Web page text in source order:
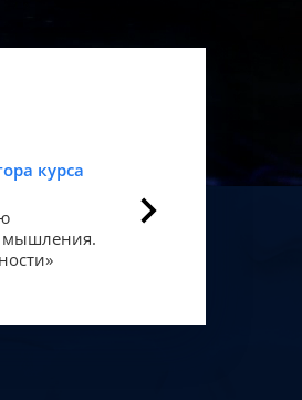
курса
мышления.
Статья в Forbes
Как мозг
«счастье».